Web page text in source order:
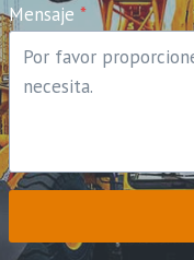
Mensaje *